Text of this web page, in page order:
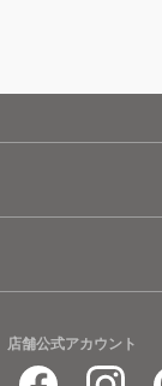
店舗公式アカウント